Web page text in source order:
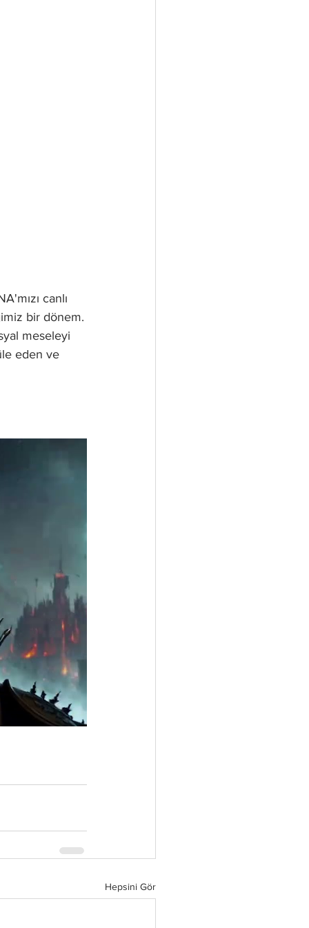
canlı
bir dönem.
meseleyi
eden ve
Hepsini Gör